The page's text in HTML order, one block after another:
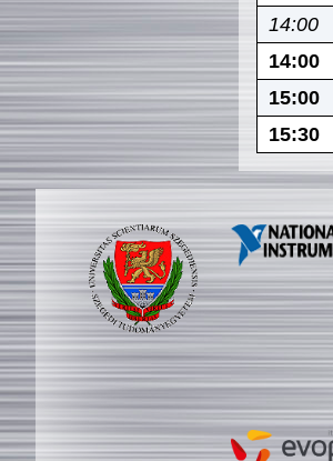
14:00
14:00
15:00
15:30